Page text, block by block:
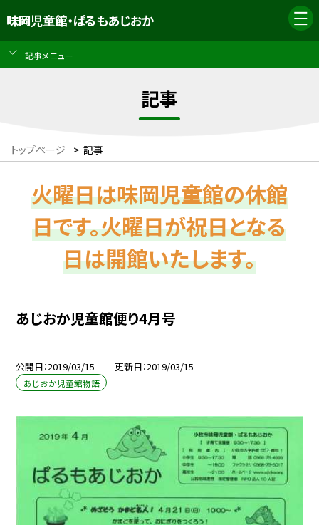
味岡児童館・ぱるもあじおか
記事メニュー
記事
トップページ > 記事
火曜日は味岡児童館の休館
日です。火曜日が祝日となる
日は開館いたします。
あじおか児童館便り4月号
公開日 2019/03/15 更新日 2019/03/15
あじおか児童館物語